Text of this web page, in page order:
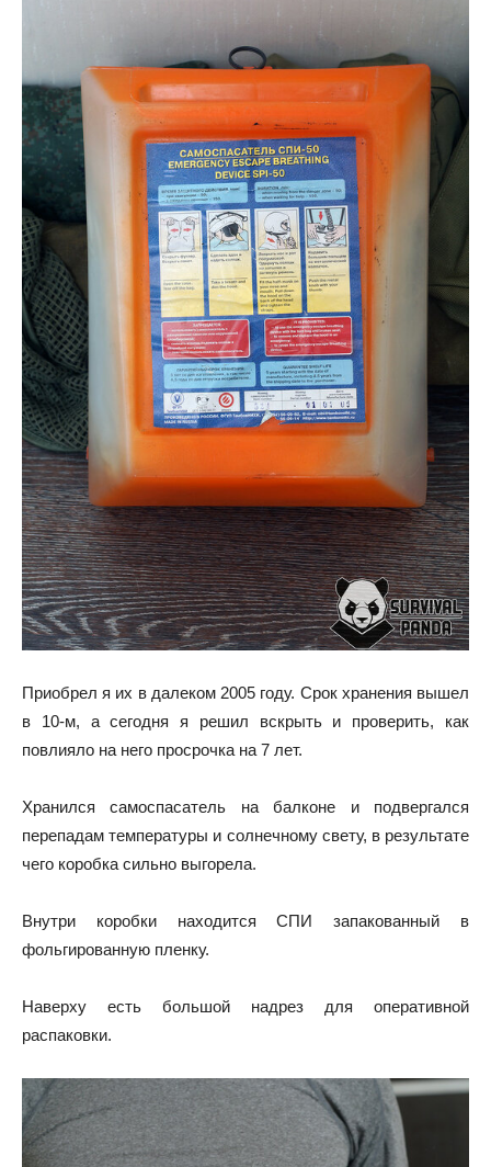
Приобрел я их в далеком 2005 году. Срок хранения вышел
в 10-м, а сегодня я решил вскрыть и проверить, как
повлияло на него просрочка на 7 лет.
Хранился самоспасатель на балконе и подвергался
перепадам температуры и солнечному свету, в результате
чего коробка сильно выгорела.
Внутри коробки находится СПИ запакованный в
фольгированную пленку.
Наверху есть большой надрез для оперативной
распаковки.